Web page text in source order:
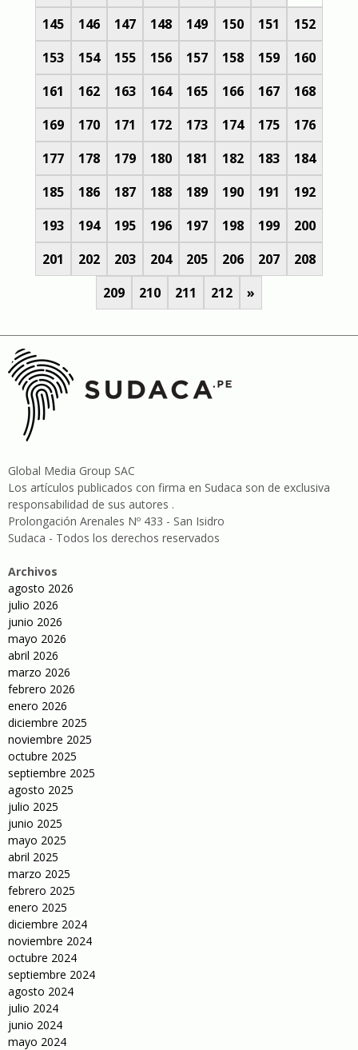
145
146 147 148 149 150 151
152
153
154 155 156 157 158 159
160
161
162 163 164 165 166 167
168
169
170 171 172 173 174 175
176
177
178 179 180 181 182 183
184
185
186 187 188 189 190 191
192
193
194 195 196 197 198 199
200
201
202 203 204 205 206 207
208
209
210 211 212 »
Global Media Group SAC
Los artículos publicados con firma en Sudaca son de exclusiva
responsabilidad de sus autores .
Prolongación Arenales Nº 433 - San Isidro
Sudaca - Todos los derechos reservados
Archivos
agosto 2026
julio 2026
junio 2026
mayo 2026
abril 2026
marzo 2026
febrero 2026
enero 2026
diciembre 2025
noviembre 2025
octubre 2025
septiembre 2025
agosto 2025
julio 2025
junio 2025
mayo 2025
abril 2025
marzo 2025
febrero 2025
enero 2025
diciembre 2024
noviembre 2024
octubre 2024
septiembre 2024
agosto 2024
julio 2024
junio 2024
mayo 2024